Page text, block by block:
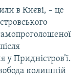
в Києві, – це
у Придністров’ї.
колишній